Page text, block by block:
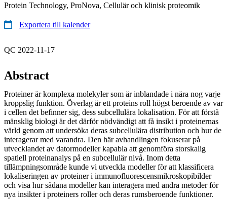
Protein Technology, ProNova, Cellulär och klinisk proteomik
Exportera till kalender
QC 2022-11-17
Abstract
Proteiner är komplexa molekyler som är inblandade i nära nog varje
kroppslig funktion. Överlag är ett proteins roll högst beroende av var
i cellen det befinner sig, dess subcellulära lokalisation. För att förstå
mänsklig biologi är det därför nödvändigt att få insikt i proteinernas
värld genom att undersöka deras subcellulära distribution och hur de
interagerar med varandra. Den här avhandlingen fokuserar på
utvecklandet av datormodeller kapabla att genomföra storskalig
spatiell proteinanalys på en subcellulär nivå. Inom detta
tillämpningsområde kunde vi utveckla modeller för att klassificera
lokaliseringen av proteiner i immunofluorescensmikroskopibilder
och visa hur sådana modeller kan interagera med andra metoder för
nya insikter i proteiners roller och deras rumsberoende funktioner.